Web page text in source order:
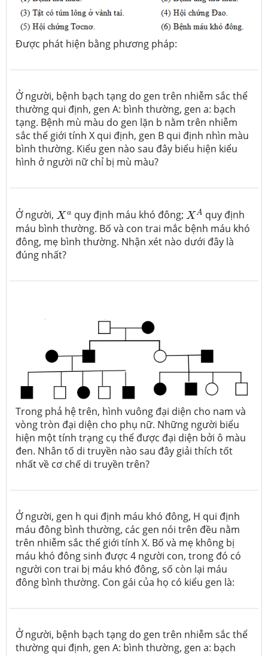
Được phát hiện bằng phương pháp:
Ở người, bệnh bạch tạng do gen trên nhiễm sắc thể
thường qui định, gen A: bình thường, gen a: bạch
tạng. Bệnh mù màu do gen lặn b nằm trên nhiễm
sắc thể giới tính X qui định, gen B qui định nhìn màu
bình thường. Kiểu gen nào sau đây biểu hiện kiểu
hình ở người nữ chỉ bị mù màu?
Ở người, X a
Xa quy định máu khó đông; X A
XA quy định
máu bình thường. Bố và con trai mắc bệnh máu khó
đông, mẹ bình thường. Nhận xét nào dưới đây là
đúng nhất?
Trong phả hệ trên, hình vuông đại diện cho nam và
vòng tròn đại diện cho phụ nữ. Những người biểu
hiện một tính trạng cụ thể được đại diện bởi ô màu
đen. Nhân tố di truyền nào sau đây giải thích tốt
nhất về cơ chế di truyền trên?
Ở người, gen h qui định máu khó đông, H qui định
máu đông bình thường, các gen nói trên đều nằm
trên nhiễm sắc thể giới tính X. Bố và mẹ không bị
máu khó đông sinh được 4 người con, trong đó có
người con trai bị máu khó đông, số còn lại máu
đông bình thường. Con gái của họ có kiểu gen là:
Ở người, bệnh bạch tạng do gen trên nhiễm sắc thể
thường qui định, gen A: bình thường, gen a: bạch